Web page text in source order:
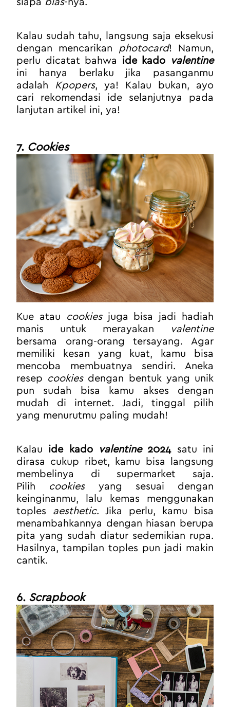
siapa bias-nya.
Kalau sudah tahu, langsung saja eksekusi
dengan mencarikan photocard! Namun,
perlu dicatat bahwa ide kado
valentine
ini hanya berlaku jika pasanganmu
adalah Kpopers, ya! Kalau bukan, ayo
cari rekomendasi ide selanjutnya pada
lanjutan artikel ini, ya!
7. Cookies
Kue atau cookies juga bisa jadi hadiah
manis untuk merayakan
valentine
bersama orang-orang tersayang. Agar
memiliki kesan yang kuat, kamu bisa
mencoba membuatnya sendiri. Aneka
resep cookies dengan bentuk yang unik
pun sudah bisa kamu akses dengan
mudah di internet. Jadi, tinggal pilih
yang menurutmu paling mudah!
Kalau ide kado valentine 2024 satu ini
dirasa cukup ribet, kamu bisa langsung
membelinya di supermarket saja.
Pilih cookies yang sesuai dengan
keinginanmu, lalu kemas menggunakan
toples aesthetic. Jika perlu, kamu bisa
menambahkannya dengan hiasan berupa
pita yang sudah diatur sedemikian rupa.
Hasilnya, tampilan toples pun jadi makin
cantik.
6. Scrapbook